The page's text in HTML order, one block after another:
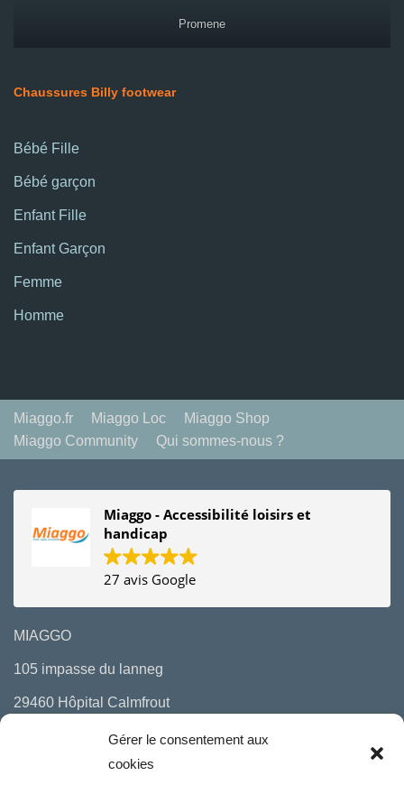
Gérer le consentement aux
cookies
Promene
Chaussures Billy footwear
Bébé Fille
Bébé garçon
Enfant Fille
Enfant Garçon
Femme
Homme
Miaggo.fr Miaggo Loc
Miaggo Shop
Miaggo Community
Qui sommes-nous ?
Miaggo - Accessibilité loisirs et
handicap
27 avis Google
MIAGGO
105 impasse du lanneg
29460 Hôpital Calmfrout
06 10 29 97 00
mail : bonjour(a)miaggo.fr